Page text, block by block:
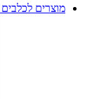
מוצרים לכלבים